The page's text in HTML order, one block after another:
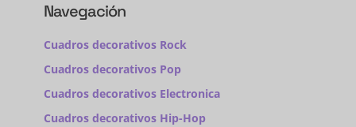
Navegación
Cuadros decorativos Rock
Cuadros decorativos Pop
Cuadros decorativos Electronica
Cuadros decorativos Hip-Hop